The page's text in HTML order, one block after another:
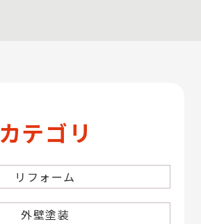
カテゴリ
リフォーム
外壁塗装